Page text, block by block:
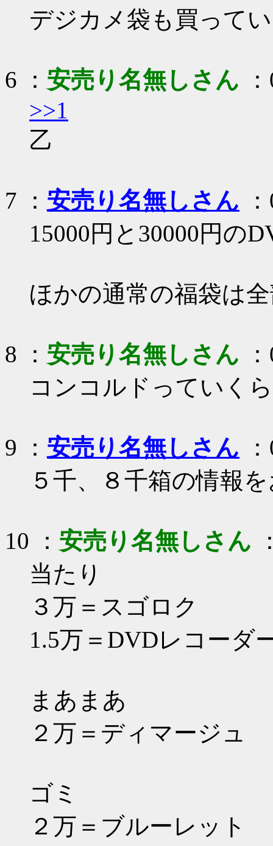
デジカメ袋も買って
6 ： 安売り名無しさん
>>1
乙
7 ： 安売り名無しさん
15000円と30000円の
ほかの通常の福袋は
8 ： 安売り名無しさん
コンコルドっていく
9 ： 安売り名無しさん
５千、８千箱の情報
10 ： 安売り名無しさん
当たり
３万＝スゴロク
1.5万＝DVDレコーダ
まあまあ
２万＝ディマージュ
ゴミ
２万＝ブルーレット